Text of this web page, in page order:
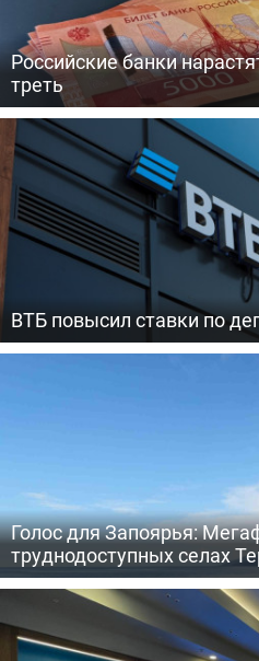
Российские банки
треть
ВТБ повысил ставки по
Голос для Запоярья:
труднодоступных селах